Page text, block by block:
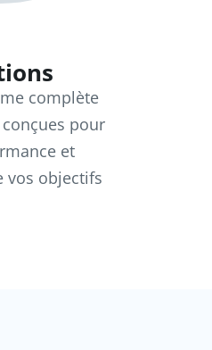
complète
pour
et
vos objectifs